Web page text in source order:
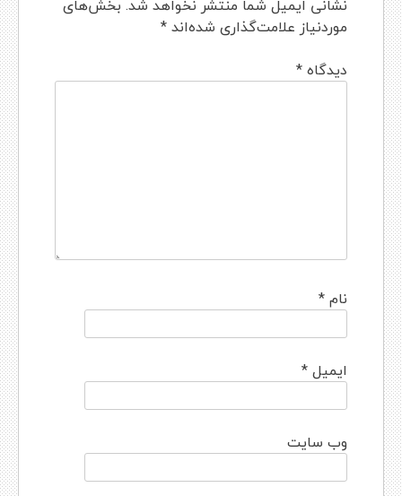
نشانی ایمیل شما منتشر نخواهد شد. بخش‌های
موردنیاز علامت‌گذاری شده‌اند*
دیدگاه*
نام*
ایمیل*
وب‌ سایت